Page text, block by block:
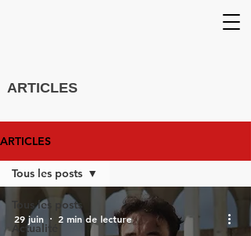
ARTICLES
ARTICLES
Tous les posts
Actualité
Tous les posts
29 juin 2 min de lecture